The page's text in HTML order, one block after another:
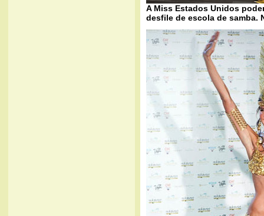
A Miss Estados Unidos
desfile de escola de samba.